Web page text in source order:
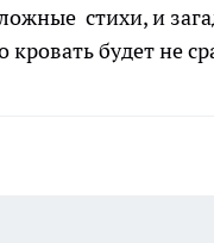
стихи, и
будет не